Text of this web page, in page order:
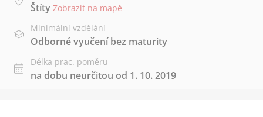
Štíty Zobrazit na mapě
Minimální vzdělání
Odborné vyučení bez maturity
Délka prac. poměru
na dobu neurčitou od 1. 10. 2019